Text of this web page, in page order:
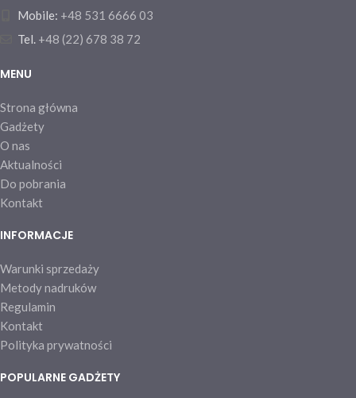
Mobile: +48 531 6666 03
Tel. +48 (22) 678 38 72
MENU
Strona główna
Gadżety
O nas
Aktualności
Do pobrania
Kontakt
INFORMACJE
Warunki sprzedaży
Metody nadruków
Regulamin
Kontakt
Polityka prywatności
POPULARNE GADŻETY